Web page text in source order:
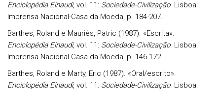
Enciclopédia Einaudi, vol. 11: Socieda­de-Civilização. Lisboa:
Imprensa Nacional-Casa da Moeda, p. 184-207.
Barthes, Roland e Mauriès, Patric (1987). «Escrita».
Enciclopédia Einaudi, vol. 11: Socie­dade-Civilização. Lisboa:
Imprensa Nacional-Casa da Moeda, p. 146-172.
Barthes, Roland e Marty, Eric (1987). «Oral/escrito».
Enciclopédia Einaudi, vol. 11: Sociedade-Civilização. Lisboa: